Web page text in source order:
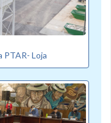
PTAR- Loja